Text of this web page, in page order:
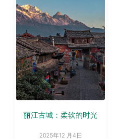
丽江古城：柔软的时光
2025年12 月4日